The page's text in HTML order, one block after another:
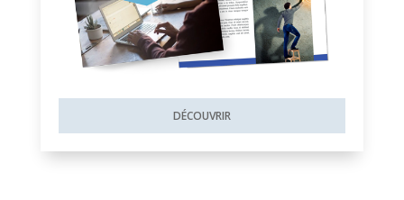
DÉCOUVRIR